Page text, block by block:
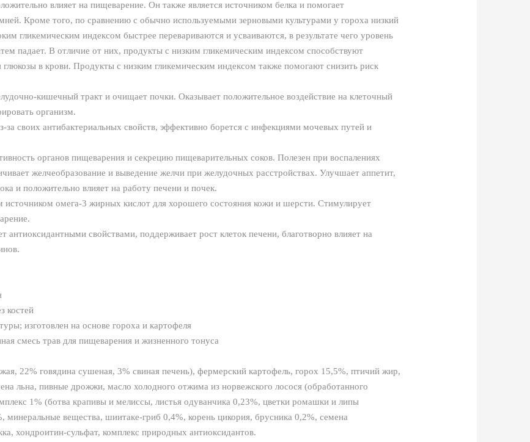
влияет на пищеварение. Он также является источником белка и помогает
Кроме того, по сравнению с обычно используемыми зерновыми культурами у гороха низкий
гликемическим индексом быстрее перевариваются и усваиваются, в результате чего уровень
падает. В отличие от них, продукты с низким гликемическим индексом способствуют
в крови. Продукты с низким гликемическим индексом также помогают снизить риск
кишечный тракт и очищает почки. Оказывает положительное воздействие на клеточный
организм.
за своих антибактериальных свойств, эффективно борется с инфекциями мочевых путей и
органов пищеварения и секрецию пищеварительных соков. Полезен при воспалениях
желчеобразование и выведение желчи при желудочных расстройствах. Улучшает аппетит,
и положительно влияет на работу печени и почек.
источником омега-3 жирных кислот для хорошего состояния кожи и шерсти. Стимулирует
антиоксидантными свойствами, поддерживает рост клеток печени, благотворно влияет на
костей
изготовлен на основе гороха и картофеля
смесь трав для пищеварения и жизненного тонуса
22% говядина сушеная, 3% свиная печень), фермерский картофель, горох 15,5%, птичий жир,
льна, пивные дрожжи, масло холодного отжима из норвежского лосося (обработанного
1% (ботва крапивы и мелиссы, листья одуванчика 0,23%, цветки ромашки и липы
минеральные вещества, шиитаке-гриб 0,4%, корень цикория, брусника 0,2%, семена
хондроитин-сульфат, комплекс природных антиоксидантов.